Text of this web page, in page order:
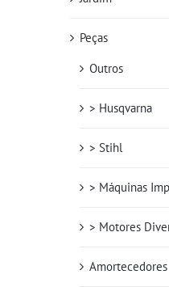
Peças
Outros
> Husqvarna
> Stihl
> Máquinas
> Motores
Amortecedores